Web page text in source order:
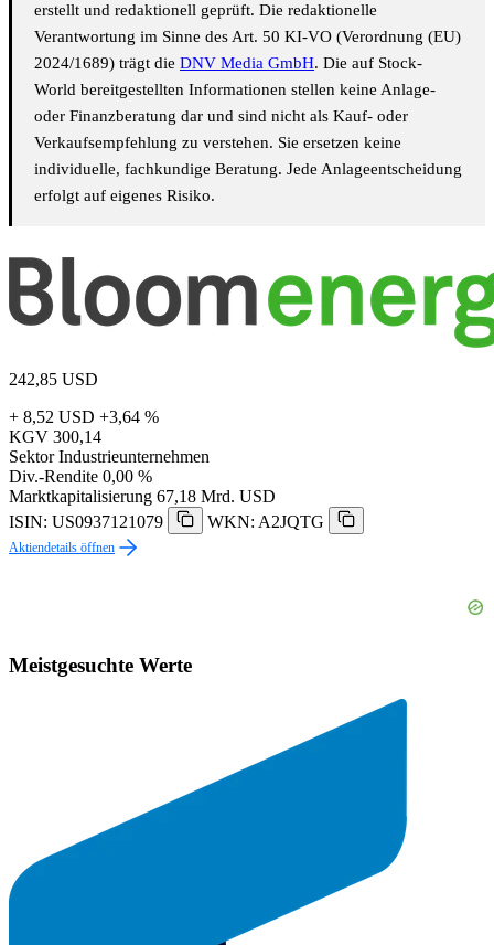
erstellt und redaktionell geprüft. Die redaktionelle
Verantwortung im Sinne des Art. 50 KI-VO (Verordnung (EU)
2024/1689) trägt die DNV Media GmbH. Die auf Stock-
World bereitgestellten Informationen stellen keine Anlage-
oder Finanzberatung dar und sind nicht als Kauf- oder
Verkaufsempfehlung zu verstehen. Sie ersetzen keine
individuelle, fachkundige Beratung. Jede Anlageentscheidung
erfolgt auf eigenes Risiko.
242,85 USD
+ 8,52 USD +3,64 %
KGV 300,14
Sektor Industrieunternehmen
Div.-Rendite 0,00 %
Marktkapitalisierung 67,18 Mrd. USD
ISIN: US0937121079
WKN: A2JQTG
Aktiendetails öffnen
Meistgesuchte Werte